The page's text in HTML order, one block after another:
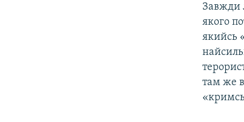
Завжди
якого
якийсь
там же